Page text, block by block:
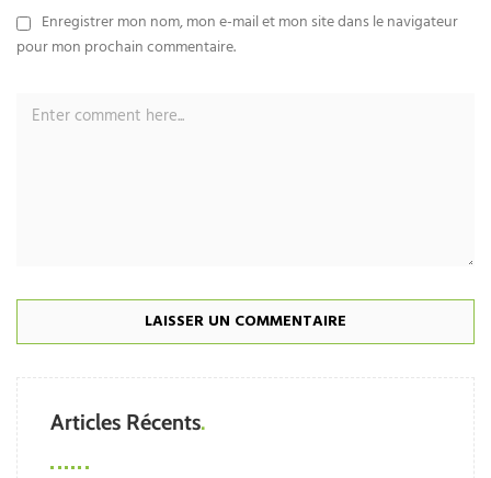
Enregistrer mon nom, mon e-mail et mon site dans le navigateur
pour mon prochain commentaire.
Articles Récents